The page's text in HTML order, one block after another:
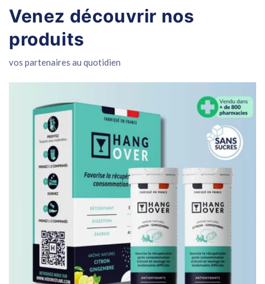
Venez découvrir nos
produits
vos partenaires au quotidien